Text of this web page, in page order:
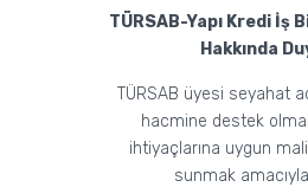
TÜRSAB-Yapı Kredi İş
Hakkında
TÜRSAB üyesi seyahat
hacmine destek
ihtiyaçlarına uygun
sunmak amacıyla